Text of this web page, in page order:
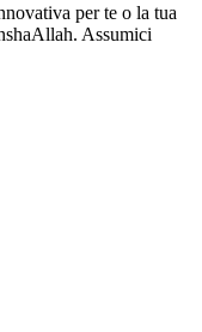
per te o la tua
Assumici